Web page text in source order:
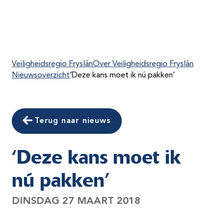
Veiligheidsregio FryslânOver Veiligheidsregio Fryslân
Nieuwsoverzicht‘Deze kans moet ik nú pakken’
Terug naar nieuws
‘Deze kans moet ik
nú pakken’
DINSDAG 27 MAART 2018